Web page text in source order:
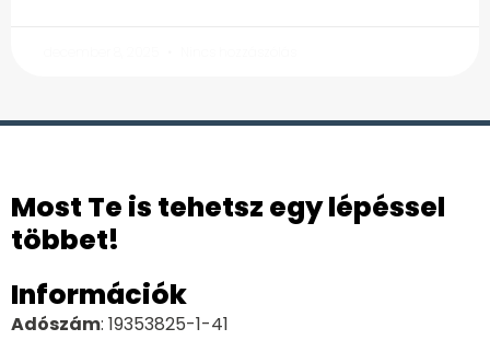
Most Te is tehetsz egy lépéssel
többet!
Információk
Adószám: 19353825-1-41